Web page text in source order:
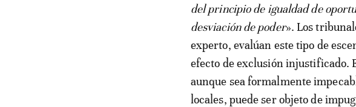
del principio de igualdad de
desviación de poder». Los
experto, evalúan este tipo de
efecto de exclusión injustificado.
aunque sea formalmente
locales, puede ser objeto de